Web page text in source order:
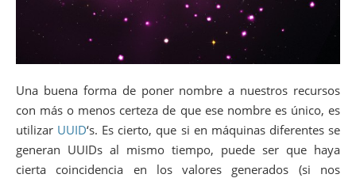
Una buena forma de poner nombre a nuestros recursos
con más o menos certeza de que ese nombre es único, es
utilizar UUID‘s. Es cierto, que si en máquinas diferentes se
generan UUIDs al mismo tiempo, puede ser que haya
cierta coincidencia en los valores generados (si nos